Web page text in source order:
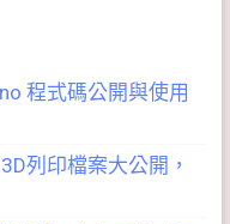
程式碼公開與使用
列印檔案大公開，